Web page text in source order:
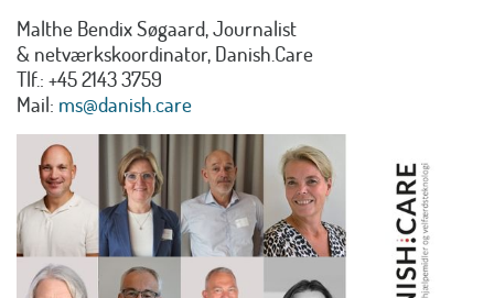
Malthe Bendix Søgaard, Journalist
& netværkskoordinator, Danish.Care
Tlf.: +45 2143 3759
Mail: ms@danish.care